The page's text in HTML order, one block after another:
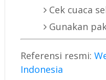
Cek cuaca
Gunakan
Referensi resmi:
Indonesia